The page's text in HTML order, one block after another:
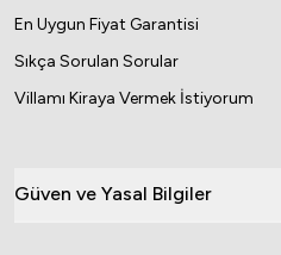
En Uygun Fiyat Garantisi
Sıkça Sorulan Sorular
Villamı Kiraya Vermek İstiyorum
Güven ve Yasal Bilgiler